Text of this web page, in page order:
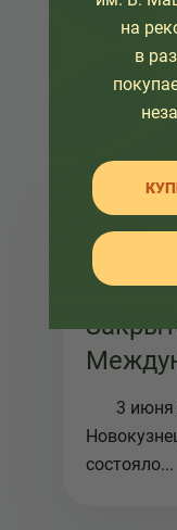
06 июня 2017
3 июня
состояло...
на
в